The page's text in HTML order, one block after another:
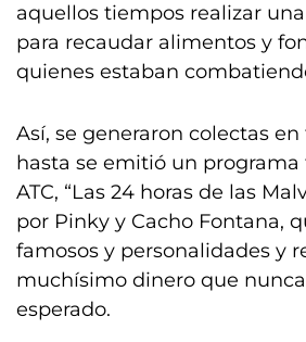
aquellos tiempos realizar
para recaudar alimentos y
quienes estaban
Así, se generaron colectas
hasta se emitió un programa
ATC, “Las 24 horas de las
por Pinky y Cacho Fontana,
famosos y personalidades y
muchísimo dinero que
esperado.